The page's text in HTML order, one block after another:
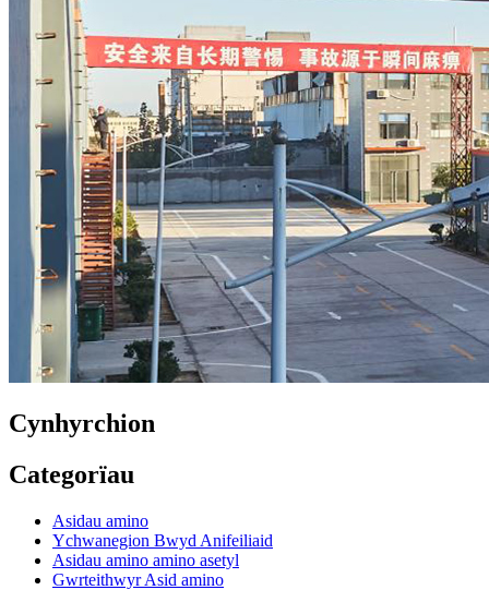
Cynhyrchion
Categorïau
Asidau amino
Ychwanegion Bwyd Anifeiliaid
Asidau amino amino asetyl
Gwrteithwyr Asid amino